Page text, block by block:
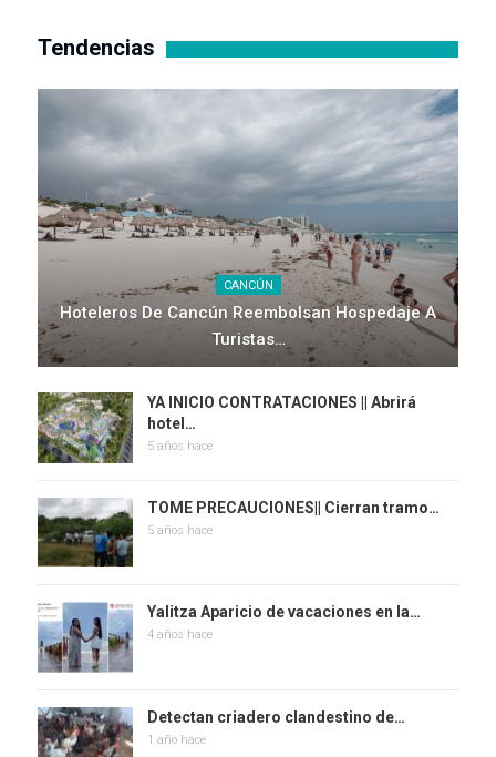
Tendencias
CANCÚN
Hoteleros De Cancún Reembolsan Hospedaje A
Turistas…
YA INICIO CONTRATACIONES || Abrirá
hotel…
5 años hace
TOME PRECAUCIONES|| Cierran tramo…
5 años hace
Yalitza Aparicio de vacaciones en la…
4 años hace
Detectan criadero clandestino de…
1 año hace